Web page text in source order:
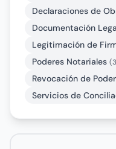
Declaraciones de
Documentación
Legitimación de
Poderes Notariales
Revocación de
Servicios de